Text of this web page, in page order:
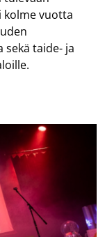
kolme vuotta
sekä taide- ja